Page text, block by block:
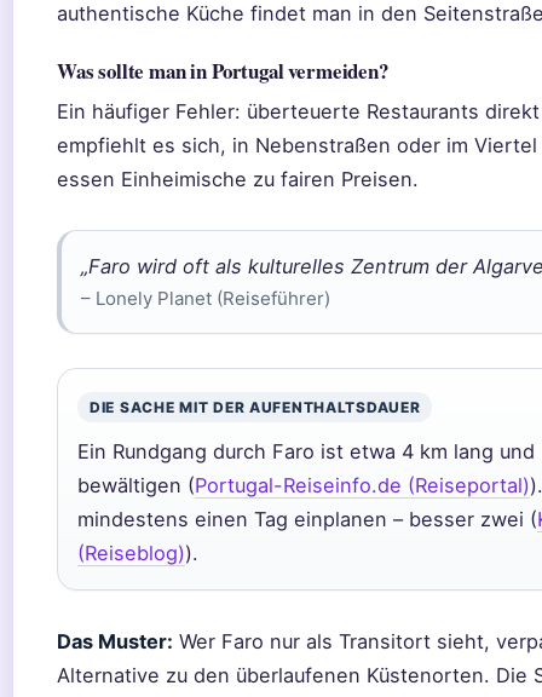
authentische Küche findet man in den
Was sollte man in Portugal vermeiden?
Ein häufiger Fehler: überteuerte Restaurants
empfiehlt es sich, in Nebenstraßen oder im
essen Einheimische zu fairen Preisen.
„Faro wird oft als kulturelles Zentrum der
– Lonely Planet (Reiseführer)
DIE SACHE MIT DER AUFENTHALTSDAUER
Ein Rundgang durch Faro ist etwa 4 km lang
bewältigen (Portugal-Reiseinfo.de (Reiseportal)
mindestens einen Tag einplanen – besser zwei (
(Reiseblog)).
Das Muster: Wer Faro nur als Transitort sieht,
Alternative zu den überlaufenen Küstenorten. Die